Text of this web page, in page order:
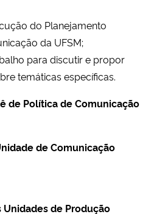
do Planejamento
da UFSM;
para discutir e propor
temáticas específicas.
de Política de Comunicação
de Comunicação
de Produção